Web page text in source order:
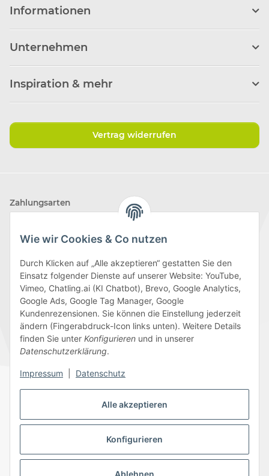
Alle akzeptieren
Konfigurieren
Wie wir Cookies & Co nutzen
Durch Klicken auf „Alle akzeptieren“ gestatten Sie den
Einsatz folgender Dienste auf unserer Website: YouTube,
Vimeo, Chatling.ai (KI Chatbot), Brevo, Google Analytics,
Google Ads, Google Tag Manager, Google
Kundenrezensionen. Sie können die Einstellung jederzeit
ändern (Fingerabdruck-Icon links unten). Weitere Details
finden Sie unter Konfigurieren und in unserer
Datenschutzerklärung.
Impressum Datenschutz
Informationen
Unternehmen
Inspiration & mehr
Vertrag widerrufen
Zahlungsarten
Wir versenden mit
Folge uns
DatenschutzAGBSitemapImpressum
BatteriegesetzhinweiseWiderrufsrecht